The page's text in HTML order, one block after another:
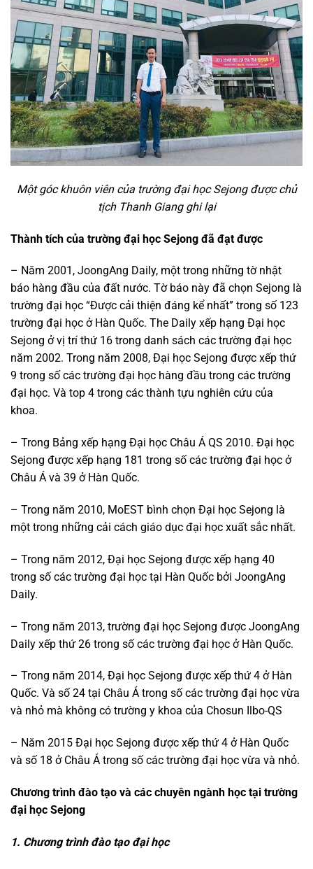
Một góc khuôn viên của trường đại học Sejong được chủ
tịch Thanh Giang ghi lại
Thành tích của trường đại học Sejong đã đạt được
– Năm 2001, JoongAng Daily, một trong những tờ nhật
báo hàng đầu của đất nước. Tờ báo này đã chọn Sejong là
trường đại học “Được cải thiện đáng kể nhất” trong số 123
trường đại học ở Hàn Quốc. The Daily xếp hạng Đại học
Sejong ở vị trí thứ 16 trong danh sách các trường đại học
năm 2002. Trong năm 2008, Đại học Sejong được xếp thứ
9 trong số các trường đại học hàng đầu trong các trường
đại học. Và top 4 trong các thành tựu nghiên cứu của
khoa.
– Trong Bảng xếp hạng Đại học Châu Á QS 2010. Đại học
Sejong được xếp hạng 181 trong số các trường đại học ở
Châu Á và 39 ở Hàn Quốc.
– Trong năm 2010, MoEST bình chọn Đại học Sejong là
một trong những cải cách giáo dục đại học xuất sắc nhất.
– Trong năm 2012, Đại học Sejong được xếp hạng 40
trong số các trường đại học tại Hàn Quốc bởi JoongAng
Daily.
– Trong năm 2013, trường đại học Sejong được JoongAng
Daily xếp thứ 26 trong số các trường đại học ở Hàn Quốc.
– Trong năm 2014, Đại học Sejong được xếp thứ 4 ở Hàn
Quốc. Và số 24 tại Châu Á trong số các trường đại học vừa
và nhỏ mà không có trường y khoa của Chosun Ilbo-QS
– Năm 2015 Đại học Sejong được xếp thứ 4 ở Hàn Quốc
và số 18 ở Châu Á trong số các trường đại học vừa và nhỏ.
Chương trình đào tạo và các chuyên ngành học tại trường
đại học Sejong
1. Chương trình đào tạo đại học